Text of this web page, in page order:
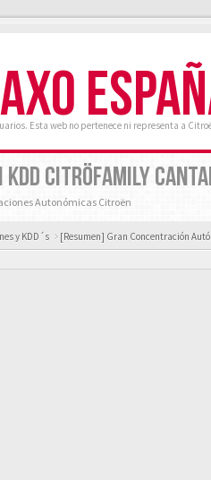
Esta web no pertenece ni representa a
CITRÖFAMILY
Autonómicas Citroën
y KDD´s [Resumen] Gran Concentración